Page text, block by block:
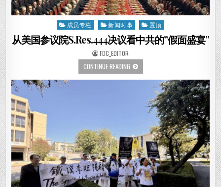
Posted
in
成员专栏 新闻时事 置顶
从美国参议院S.Res.444决议看中共的”假面盛宴”
AUTHOR:
FDC_EDITOR
CONTINUE READING从
美
国
S.RES.444
共
的”假
面
盛
宴”